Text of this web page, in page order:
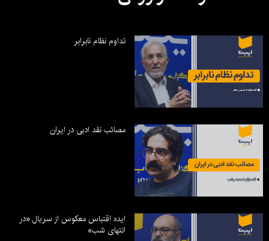
تداوم نظام نابرابر
مصائب نقد ادبی در ایران
ایده اقتباس معکوس از سریال «در
انتهای شب»